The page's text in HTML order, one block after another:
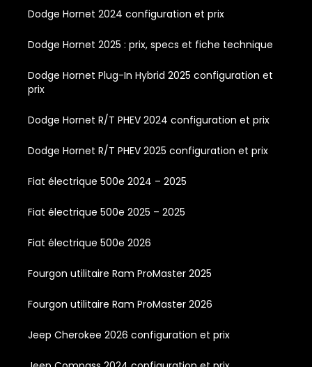
Dodge Hornet 2024 configuration et prix
Dodge Hornet 2025 : prix, specs et fiche technique
Dodge Hornet Plug-In Hybrid 2025 configuration et
prix
Dodge Hornet R/T PHEV 2024 configuration et prix
Dodge Hornet R/T PHEV 2025 configuration et prix
Fiat électrique 500e 2024 – 2025
Fiat électrique 500e 2025 – 2025
Fiat électrique 500e 2026
Fourgon utilitaire Ram ProMaster 2025
Fourgon utilitaire Ram ProMaster 2026
Jeep Cherokee 2026 configuration et prix